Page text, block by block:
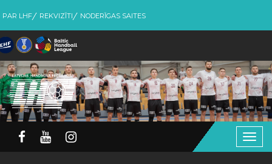
PAR LHF REKVIZĪTI NODERĪGAS SAITES